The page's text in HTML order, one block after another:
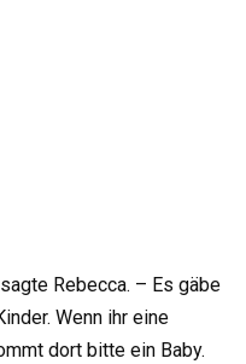
Rebecca. – Es gäbe
Wenn ihr eine
dort bitte ein Baby.